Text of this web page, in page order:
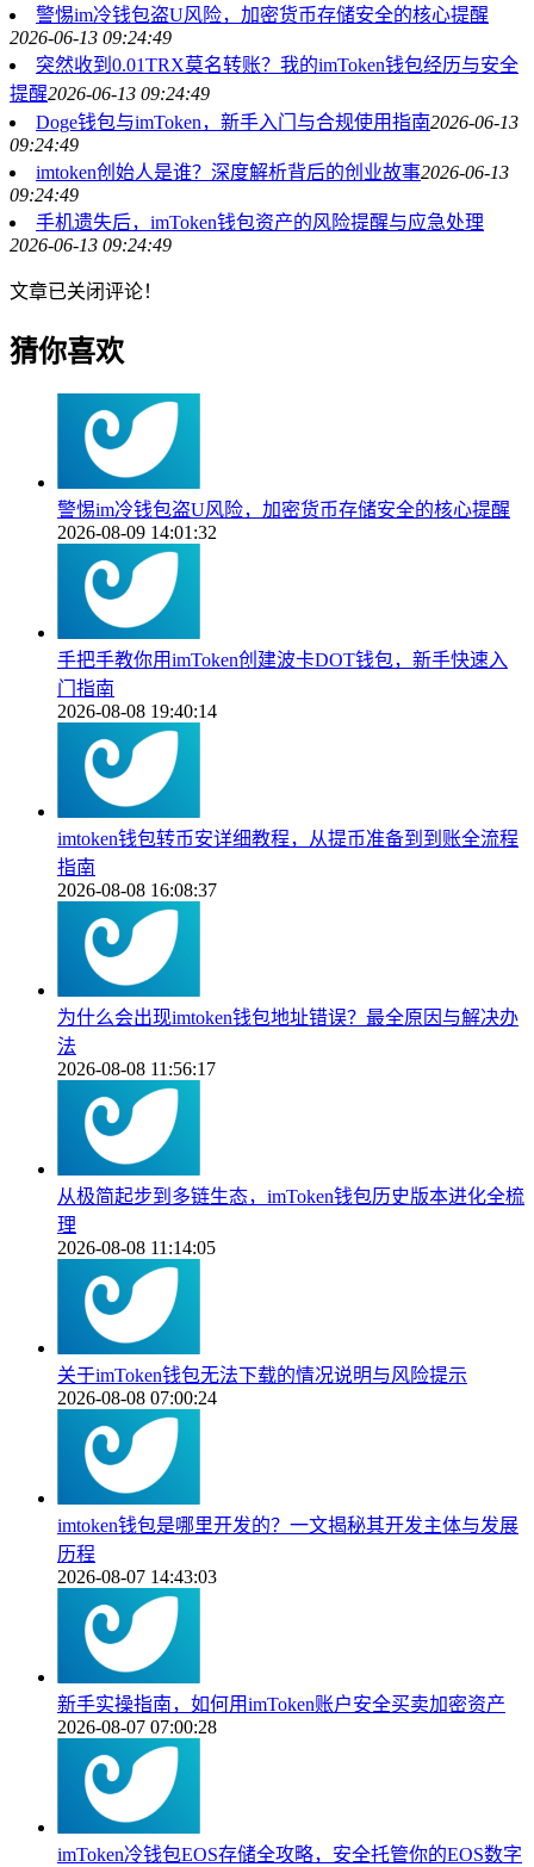
警惕im冷钱包盗U风险，加密货币存储安全的核心提醒
2026-06-13 09:24:49
突然收到0.01TRX莫名转账？我的imToken钱包经历与安全
提醒2026-06-13 09:24:49
Doge钱包与imToken，新手入门与合规使用指南2026-06-13
09:24:49
imtoken创始人是谁？深度解析背后的创业故事2026-06-13
09:24:49
手机遗失后，imToken钱包资产的风险提醒与应急处理
2026-06-13 09:24:49
文章已关闭评论！
猜你喜欢
警惕im冷钱包盗U风险，加密货币存储安全的核心提醒
2026-08-09 14:01:32
手把手教你用imToken创建波卡DOT钱包，新手快速入
门指南
2026-08-08 19:40:14
imtoken钱包转币安详细教程，从提币准备到到账全流程
指南
2026-08-08 16:08:37
为什么会出现imtoken钱包地址错误？最全原因与解决办
法
2026-08-08 11:56:17
从极简起步到多链生态，imToken钱包历史版本进化全梳
理
2026-08-08 11:14:05
关于imToken钱包无法下载的情况说明与风险提示
2026-08-08 07:00:24
imtoken钱包是哪里开发的？一文揭秘其开发主体与发展
历程
2026-08-07 14:43:03
新手实操指南，如何用imToken账户安全买卖加密资产
2026-08-07 07:00:28
imToken冷钱包EOS存储全攻略，安全托管你的EOS数字